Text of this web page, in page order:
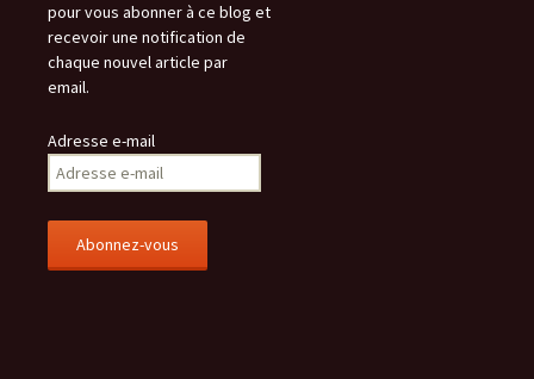
pour vous abonner à ce blog et
recevoir une notification de
chaque nouvel article par
email.
Adresse e-mail